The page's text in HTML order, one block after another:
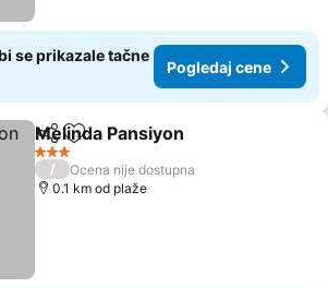
se prikazale tačne
Pogledaj cene
Deli Dodati u favorite
Melinda Pansiyon
3 Zvezdice
/
Ocena nije dostupna
0.1 km od plaže